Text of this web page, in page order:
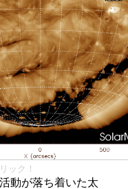
ック！
動が落ち着いた太